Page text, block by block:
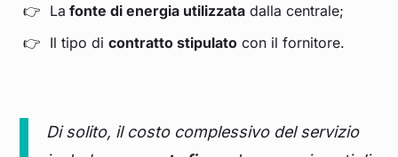
La fonte di energia utilizzata dalla centrale;
Il tipo di contratto stipulato con il fornitore.
Di solito, il costo complessivo del servizio